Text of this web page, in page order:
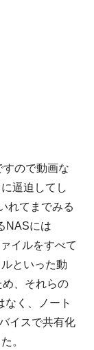
ので動画な
逼迫してし
れてまでみる
NASには
イルをすべて
といった動
、それらの
なく、ノート
イスで共有化
。